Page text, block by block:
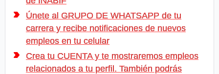
Únete al GRUPO DE WHATSAPP de tu
carrera y recibe notificaciones de nuevos
empleos en tu celular
Crea tu CUENTA y te mostraremos empleos
relacionados a tu perfil. También podrás